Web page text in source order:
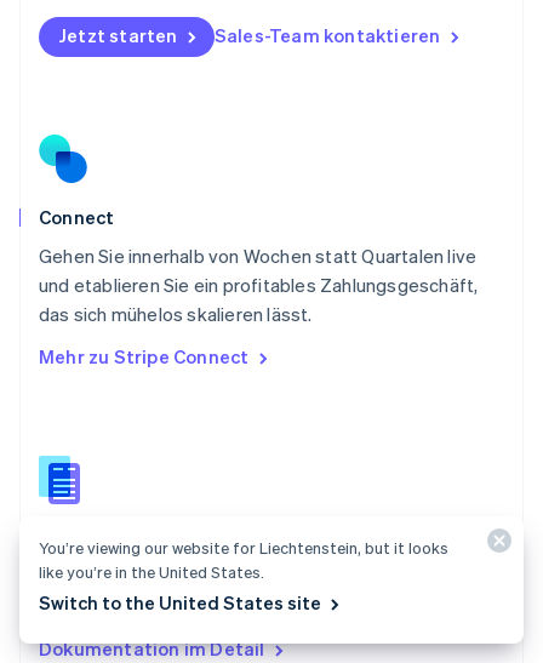
Jetzt starten Sales-Team kontaktieren
Connect
Gehen Sie innerhalb von Wochen statt Quartalen live
und etablieren Sie ein profitables Zahlungsgeschäft,
das sich mühelos skalieren lässt.
Mehr zu Stripe Connect
Dokumentation zu Connect
Erfahren Sie, wie Sie Zahlungen zwischen mehreren
Parteien vornehmen können.
Dokumentation im Detail
Polen
English
Portugal
Schweden
Svenska
Schweiz
Singapur
English简体中文
Slowakei
Slowenien
English
Spanien
Thailand
English
English
You’re viewing our website for Liechtenstein, but it looks
like you’re in the United States.
Switch to the United States site